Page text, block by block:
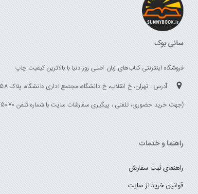
سانی بوک
فروشگاه اینترنتی کتاب‌های زبان اصلی روز دنیا با بالاترین کیفیت چاپ
آدرس : تهران، خ انقلاب، خ دانشگاه، مجتمع اداری دانشگاه، پلاک 158 واحد 3
(جهت خرید حضوری، تلفنی ، پیگیری سفارشات سایت با شماره تلفن 02166175070 تماس حاصل فرمایید)
راهنما و خدمات
راهنمای ثبت سفارش
قوانین خرید از سایت